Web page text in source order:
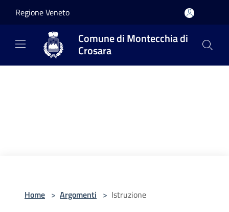
Regione Veneto
Comune di Montecchia di
Crosara
Home > Argomenti > Istruzione